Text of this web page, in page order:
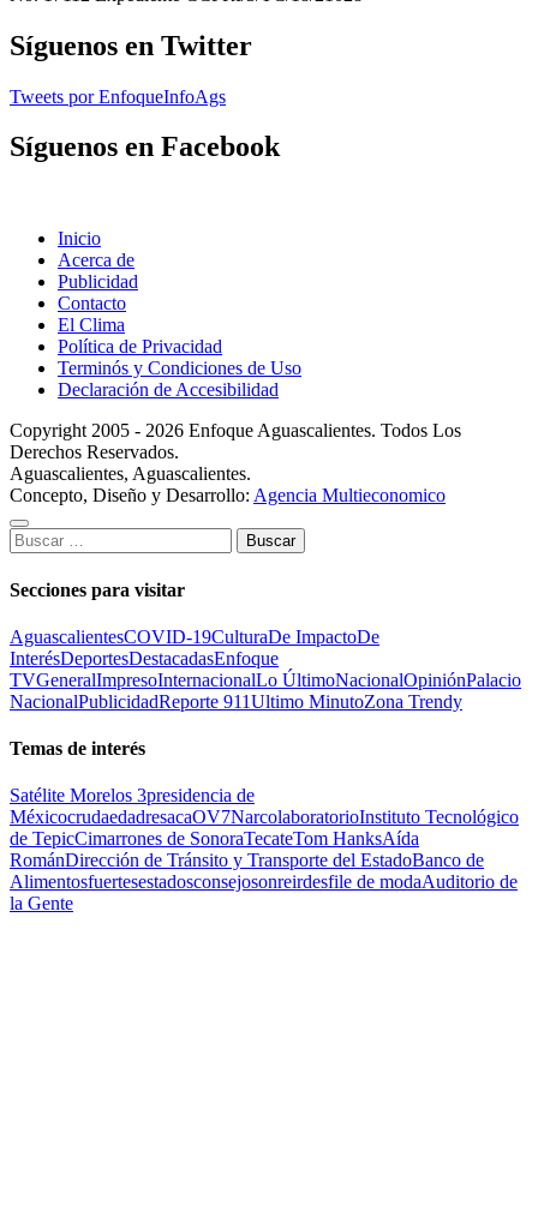
Síguenos en Twitter
Tweets por EnfoqueInfoAgs
Síguenos en Facebook
Inicio
Acerca de
Publicidad
Contacto
El Clima
Política de Privacidad
Terminós y Condiciones de Uso
Declaración de Accesibilidad
Copyright 2005 - 2026 Enfoque Aguascalientes. Todos Los
Derechos Reservados.
Aguascalientes, Aguascalientes.
Concepto, Diseño y Desarrollo: Agencia Multieconomico
Buscar:
Secciones para visitar
AguascalientesCOVID-19CulturaDe ImpactoDe
InterésDeportesDestacadasEnfoque
TVGeneralImpresoInternacionalLo ÚltimoNacionalOpiniónPalacio
NacionalPublicidadReporte 911Ultimo MinutoZona Trendy
Temas de interés
Satélite Morelos 3presidencia de
MéxicocrudaedadresacaOV7NarcolaboratorioInstituto Tecnológico
de TepicCimarrones de SonoraTecateTom HanksAída
RománDirección de Tránsito y Transporte del EstadoBanco de
Alimentosfuertesestadosconsejosonreirdesfile de modaAuditorio de
la Gente